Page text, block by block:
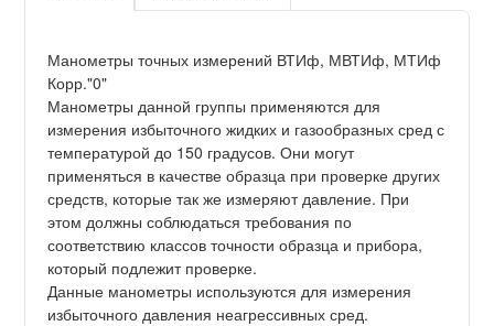
Манометры точных измерений ВТИф, МВТИф, МТИф
Корр."0"
Манометры данной группы применяются для
измерения избыточного жидких и газообразных сред с
температурой до 150 градусов. Они могут
применяться в качестве образца при проверке других
средств, которые так же измеряют давление. При
этом должны соблюдаться требования по
соответствию классов точности образца и прибора,
который подлежит проверке.
Данные манометры используются для измерения
избыточного давления неагрессивных сред.